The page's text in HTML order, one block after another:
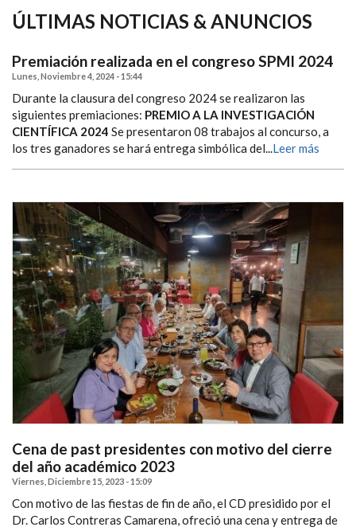
ÚLTIMAS NOTICIAS & ANUNCIOS
Premiación realizada en el congreso SPMI 2024
Lunes, Noviembre 4, 2024 - 15:44
Durante la clausura del congreso 2024 se realizaron las
siguientes premiaciones: PREMIO A LA INVESTIGACIÓN
CIENTÍFICA 2024 Se presentaron 08 trabajos al concurso, a
los tres ganadores se hará entrega simbólica del...Leer más
Cena de past presidentes con motivo del cierre
del año académico 2023
Viernes, Diciembre 15, 2023 - 15:09
Con motivo de las fiestas de fin de año, el CD presidido por el
Dr. Carlos Contreras Camarena, ofreció una cena y entrega de